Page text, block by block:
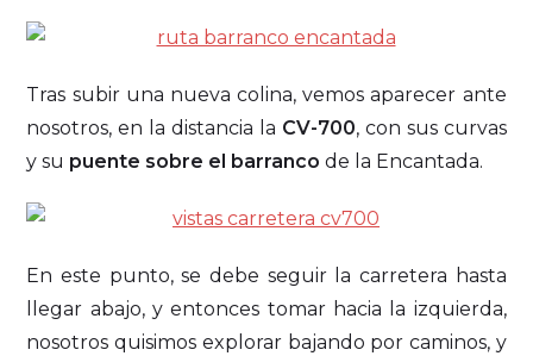
Tras subir una nueva colina, vemos aparecer ante
nosotros, en la distancia la CV-700, con sus curvas
y su puente sobre el barranco de la Encantada.
En este punto, se debe seguir la carretera hasta
llegar abajo, y entonces tomar hacia la izquierda,
nosotros quisimos explorar bajando por caminos, y